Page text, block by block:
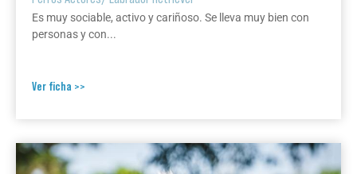
Es muy sociable, activo y cariñoso. Se lleva muy bien con
personas y con...
Ver ficha >>